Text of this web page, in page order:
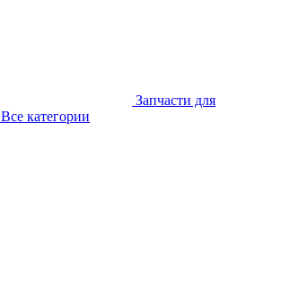
Запчасти для
Все категории